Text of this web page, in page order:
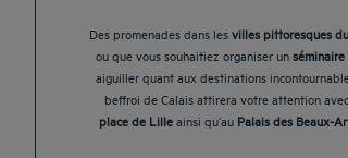
Des promenades dans lesvilles pittoresques
ou que vous souhaitiez organiser unséminaire
aiguiller quant aux destinations
beffroi de Calais attirera votre attention
place de Lilleainsi qu’au Palais des Beaux-